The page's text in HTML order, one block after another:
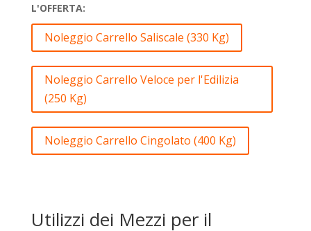
L'OFFERTA:
Noleggio Carrello Saliscale (330 Kg)
Noleggio Carrello Veloce per l'Edilizia
(250 Kg)
Noleggio Carrello Cingolato (400 Kg)
Utilizzi dei Mezzi per il